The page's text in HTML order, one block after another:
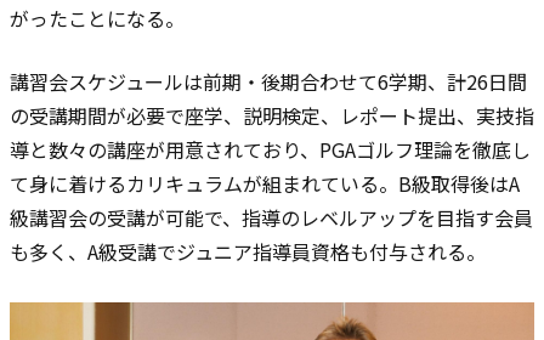
がったことになる。
講習会スケジュールは前期・後期合わせて6学期、計26日間
の受講期間が必要で座学、説明検定、レポート提出、実技指
導と数々の講座が用意されており、PGAゴルフ理論を徹底し
て身に着けるカリキュラムが組まれている。B級取得後はA
級講習会の受講が可能で、指導のレベルアップを目指す会員
も多く、A級受講でジュニア指導員資格も付与される。